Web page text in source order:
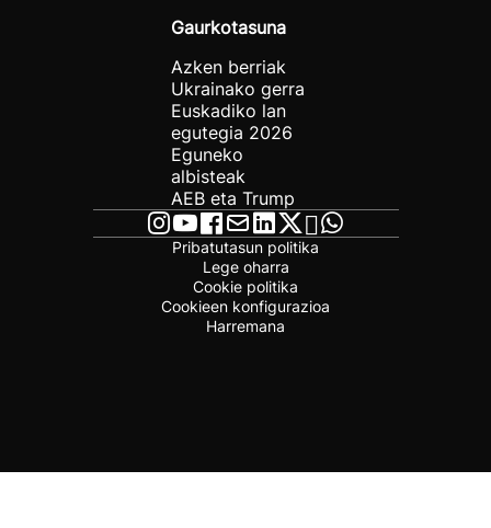
Gaurkotasuna
Azken berriak
Ukrainako gerra
Euskadiko lan
egutegia 2026
Eguneko
albisteak
AEB eta Trump
Pribatutasun politika
Lege oharra
Cookie politika
Cookieen konfigurazioa
Harremana